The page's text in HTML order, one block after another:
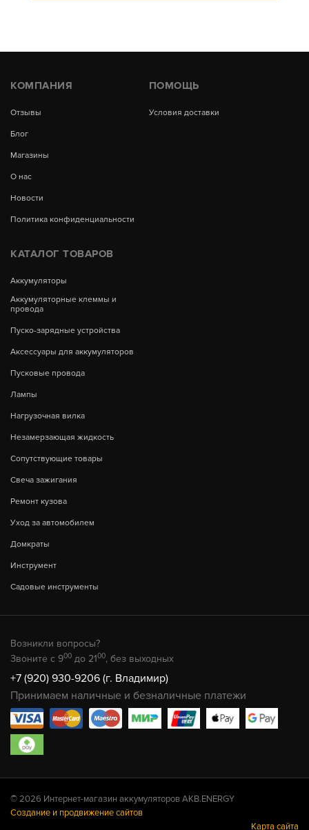
КОМПАНИЯ
Отзывы
Блог
Магазины
О нас
Новости
Политика конфиденциальности
ПОМОЩЬ
Условия доставки
КАТАЛОГ ТОВАРОВ
Аккумуляторы
Аккумуляторные клеммы и
провода
Пуско-зарядные устройства
Аксессуары для аккумуляторов
Пусковые провода
Лампы
Нагрузочная вилка
Незамерзающая жидкость
Сопутствующие товары
Свеча зажигания
Ремонт кузова
Уход за автомобилем
Домкраты
Инструмент
Садовые инструменты
Возникли вопросы?
Звоните с 900 до 2100, без выходных
+7 (920) 930-9206 (г. Владимир)
Принимаем наличные и безналичные платежи
© 2026 Интернет-магазин аккумуляторов AKB.ENERGY
Создание и продвижение сайтов
Карта сайта